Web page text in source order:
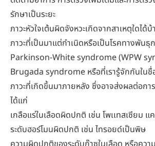
รักษาเป็นระยะ
ภาวะหัวใจเต้นผิดจังหวะเกิดจากสาเหตุใดได้บ้
ภาวะที่เป็นมาแต่กำเนิดหรือเป็นโรคทางพัน
Parkinson-White syndrome (WPW
Brugada syndrome หรือที่เรารู้จักกันในชื่
ภาวะที่เกิดขึ้นมาภายหลัง ซึ่งอาจส่งผลต่อกา
ได้แก่
เกลือแร่ในเลือดผิดปกติ เช่น โพเเทสเซียม
ระดับฮอร์โมนผิดปกติ เช่น ไทรอยด์เป็นพิษ